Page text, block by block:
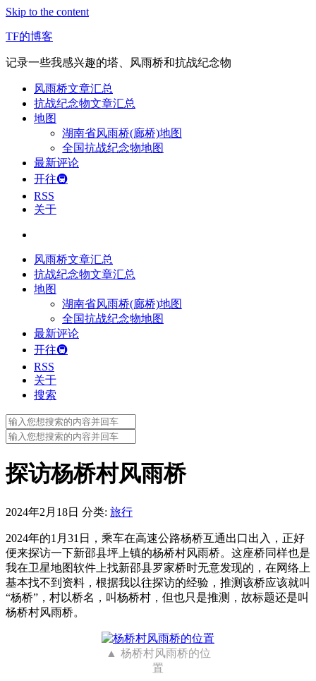
Skip to the content
TF的博客
记录一些我感兴趣的塔、风雨桥和抗战纪念物
风雨桥文章汇总
抗战纪念物文章汇总
地图
湖南省风雨桥(廊桥)地图
全国抗战纪念物地图
最新评论
开往🚇
RSS
关于
风雨桥文章汇总
抗战纪念物文章汇总
地图
湖南省风雨桥(廊桥)地图
全国抗战纪念物地图
最新评论
开往🚇
RSS
关于
搜索
Search
for:
Search
for:
探访杨桥村风雨桥
2024年2月18日 分类: 旅行
2024年的1月31日，乘车在高速公路杨桥互通出口出入，正好
便来探访一下新邵县坪上镇的杨桥村风雨桥。这座桥同样也是
我在卫星地图软件上找新邵县罗家桥时无意发现的，在网络上
基本找不到资料，根据我以往探访的经验，推测该桥应该就叫
“杨桥”，村以桥名，叫杨桥村，但也只是推测，故标题还是叫
杨桥村风雨桥。
杨桥村风雨桥的位
置